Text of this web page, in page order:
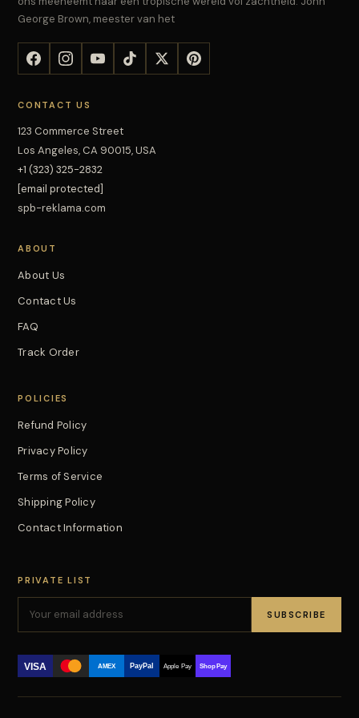
George Brown, meester van het
CONTACT US
123 Commerce Street
Los Angeles, CA 90015, USA
+1 (323) 325-2832
[email protected]
spb-reklama.com
ABOUT
About Us
Contact Us
FAQ
Track Order
POLICIES
Refund Policy
Privacy Policy
Terms of Service
Shipping Policy
Contact Information
PRIVATE LIST
SUBSCRIBE
VISA AMEX PayPal Apple Pay Shop Pay